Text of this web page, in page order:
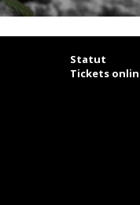
Statut
Tickets